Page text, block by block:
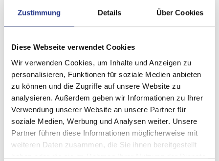
Zustimmung Details Über Cookies
Diese Webseite verwendet Cookies
Wir verwenden Cookies, um Inhalte und Anzeigen zu
personalisieren, Funktionen für soziale Medien anbieten
zu können und die Zugriffe auf unsere Website zu
analysieren. Außerdem geben wir Informationen zu Ihrer
Verwendung unserer Website an unsere Partner für
soziale Medien, Werbung und Analysen weiter. Unsere
Partner führen diese Informationen möglicherweise mit
weiteren Daten zusammen, die Sie ihnen bereitgestellt
haben oder die sie im Rahmen Ihrer Nutzung der Dienste